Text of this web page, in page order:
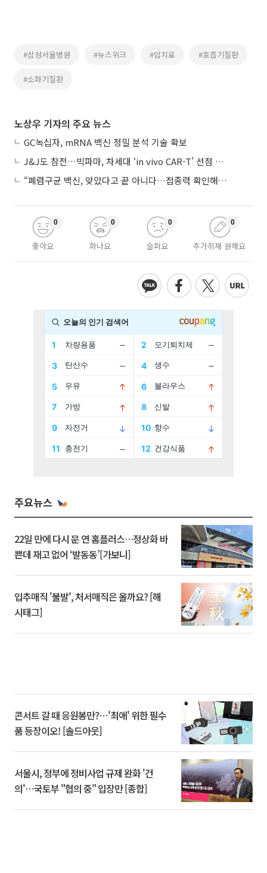
#삼성서울병원 #뉴스위크 #암치료 #호흡기질환
#소화기질환
노상우 기자의 주요 뉴스
GC녹십자, mRNA 백신 정밀 분석 기술 확보
J&J도 참전…빅파마, 차세대 ‘in vivo CAR-T’ 선점 경쟁 본격화
“폐렴구균 백신, 맞았다고 끝 아니다…접종력 확인해야”
좋아요
0
화나요
0
슬퍼요
0
추가취재 원해요
0
주요뉴스
22일 만에 다시 문 연 홈플러스…정상화 바
쁜데 재고 없어 ‘발동동’[가보니]
입추매직 '불발', 처서매직은 올까요? [해
시태그]
콘서트 갈 때 응원봉만?⋯'최애' 위한 필수
품 등장이오! [솔드아웃]
서울시, 정부에 정비사업 규제 완화 '건
의'⋯국토부 "협의 중" 입장만 [종합]